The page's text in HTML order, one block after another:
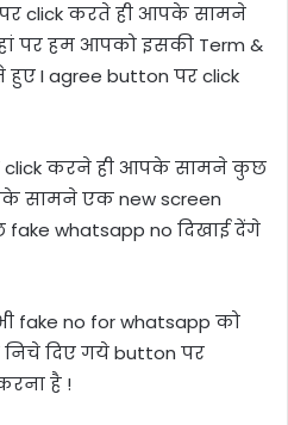
click करते ही आपके सामने
पर हम आपको इसकी Term &
I agree button पर click
click करने ही आपके सामने कुछ
सामने एक new screen
whatsapp no दिखाई देंगे
fake no for whatsapp को
दिए गये button पर
है !